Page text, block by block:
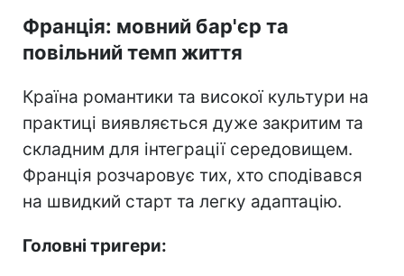
Франція: мовний бар'єр та
повільний темп життя
Країна романтики та високої культури на
практиці виявляється дуже закритим та
складним для інтеграції середовищем.
Франція розчаровує тих, хто сподівався
на швидкий старт та легку адаптацію.
Головні тригери: